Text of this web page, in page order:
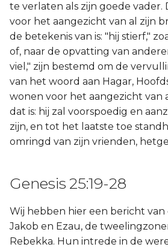
te verlaten als zijn goede vader.
voor het aangezicht van al zijn
de betekenis van is: "hij stierf,"
of, naar de opvatting van
viel," zijn bestemd om de
van het woord aan Hagar,
wonen voor het aangezicht van
dat is: hij zal voorspoedig en
zijn, en tot het laatste toe
omringd van zijn vrienden,
Genesis 25:19-28
Wij hebben hier een bericht
Jakob en Ezau, de
Rebekka. Hun intrede in de